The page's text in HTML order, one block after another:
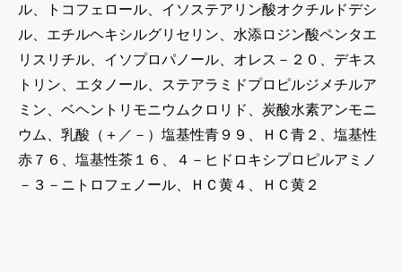
ル、トコフェロール、イソステアリン酸オクチルドデシ
ル、エチルヘキシルグリセリン、水添ロジン酸ペンタエ
リスリチル、イソプロパノール、オレス－２０、デキス
トリン、エタノール、ステアラミドプロピルジメチルア
ミン、ベヘントリモニウムクロリド、炭酸水素アンモニ
ウム、乳酸（＋／－）塩基性青９９、ＨＣ青２、塩基性
赤７６、塩基性茶１６、４－ヒドロキシプロピルアミノ
－３－ニトロフェノール、ＨＣ黄４、ＨＣ黄２